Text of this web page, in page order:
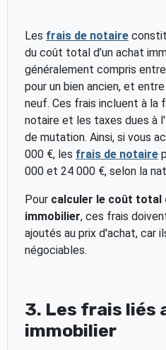
Les frais de notaire
du coût total d’un achat
généralement compris
pour un bien ancien, et
neuf. Ces frais incluent à la
notaire et les taxes dues à
de mutation. Ainsi, si vous
000 €, les frais de notaire
000 et 24 000 €, selon la
Pour calculer le coût total
immobilier, ces frais
ajoutés au prix d'achat, car
négociables.
3. Les frais liés
immobilier